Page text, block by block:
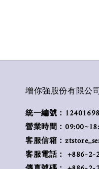
增你強股份有限公
統一編號：12401698
營業時間：
客服信箱：
客服電話： +886-2-